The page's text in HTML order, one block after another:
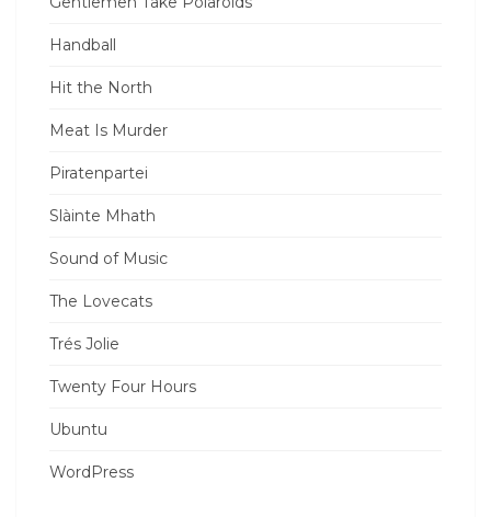
Handball
Hit the North
Meat Is Murder
Piratenpartei
Slàinte Mhath
Sound of Music
The Lovecats
Trés Jolie
Twenty Four Hours
Ubuntu
WordPress